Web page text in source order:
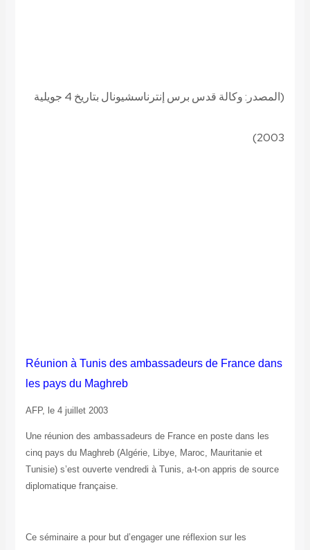
(المصدر: وكالة قدس برس إنترناسشيونال بتاريخ 4 جويلية
2003)
Réunion à Tunis des ambassadeurs de France dans
les pays du Maghreb
AFP, le 4 juillet 2003
Une réunion des ambassadeurs de France en poste dans les
cinq pays du Maghreb (Algérie, Libye, Maroc, Mauritanie et
Tunisie) s’est ouverte vendredi à Tunis, a-t-on appris de source
diplomatique française.
Ce séminaire a pour but d’engager une réflexion sur les